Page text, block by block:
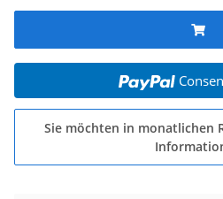
Sie möchten in monatlichen